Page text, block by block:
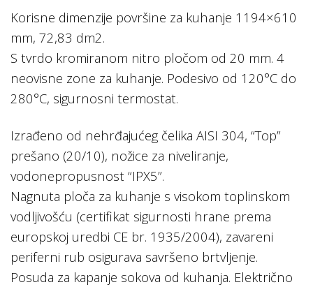
Korisne dimenzije površine za kuhanje 1194×610
mm, 72,83 dm2.
S tvrdo kromiranom nitro pločom od 20 mm. 4
neovisne zone za kuhanje. Podesivo od 120°C do
280°C, sigurnosni termostat.
Izrađeno od nehrđajućeg čelika AISI 304, “Top”
prešano (20/10), nožice za niveliranje,
vodonepropusnost “IPX5”.
Nagnuta ploča za kuhanje s visokom toplinskom
vodljivošću (certifikat sigurnosti hrane prema
europskoj uredbi CE br. 1935/2004), zavareni
periferni rub osigurava savršeno brtvljenje.
Posuda za kapanje sokova od kuhanja. Električno